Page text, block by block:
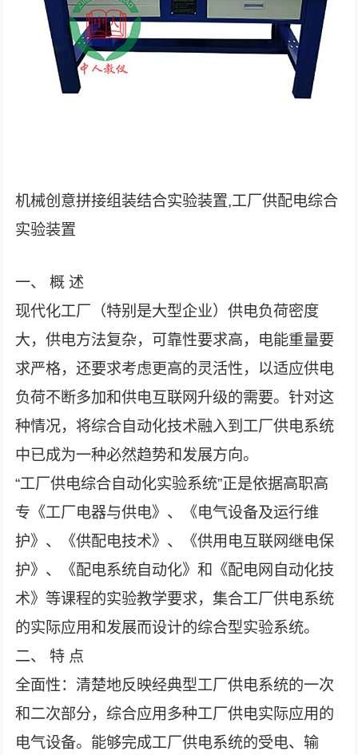
机械创意拼接组装结合实验装置,工厂供配电综合
实验装置
一、 概 述
现代化工厂（特别是大型企业）供电负荷密度
大，供电方法复杂，可靠性要求高，电能重量要
求严格，还要求考虑更高的灵活性，以适应供电
负荷不断多加和供电互联网升级的需要。针对这
种情况，将综合自动化技术融入到工厂供电系统
中已成为一种必然趋势和发展方向。
“工厂供电综合自动化实验系统”正是依据高职高
专《工厂电器与供电》、《电气设备及运行维
护》、《供配电技术》、《供用电互联网继电保
护》、《配电系统自动化》和《配电网自动化技
术》等课程的实验教学要求，集合工厂供电系统
的实际应用和发展而设计的综合型实验系统。
二、 特 点
全面性：清楚地反映经典型工厂供电系统的一次
和二次部分，综合应用多种工厂供电实际应用的
电气设备。能够完成工厂供电系统的受电、输